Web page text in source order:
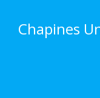
Chapines